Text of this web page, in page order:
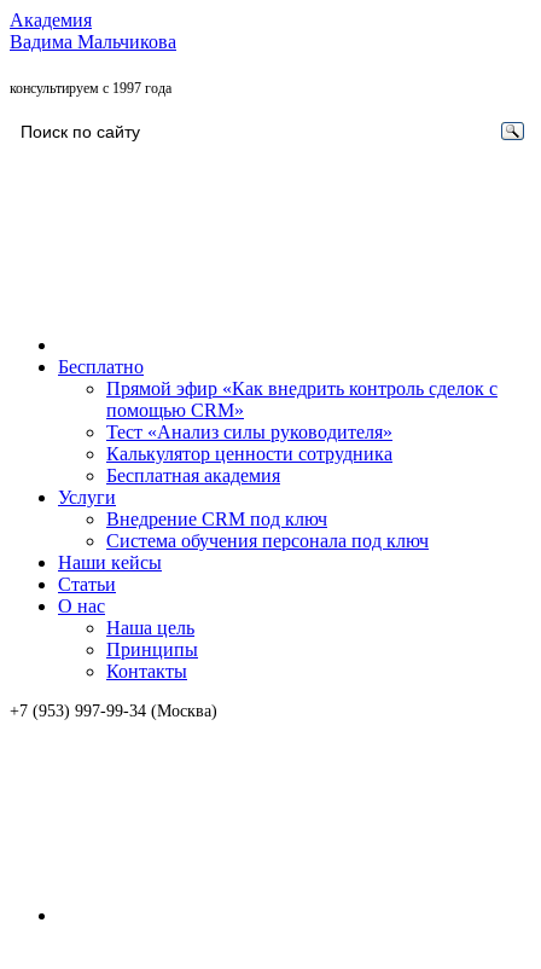
Академия
Вадима Мальчикова
консультируем с 1997 года
Бесплатно
Прямой эфир «Как внедрить контроль сделок с
помощью CRM»
Тест «Анализ силы руководителя»
Калькулятор ценности сотрудника
Бесплатная академия
Услуги
Внедрение CRM под ключ
Система обучения персонала под ключ
Наши кейсы
Статьи
О нас
Наша цель
Принципы
Контакты
+7 (953) 997-99-34 (Москва)